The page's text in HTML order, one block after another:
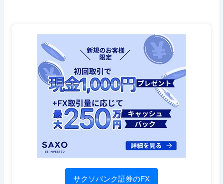
サクソバンク証券のFX